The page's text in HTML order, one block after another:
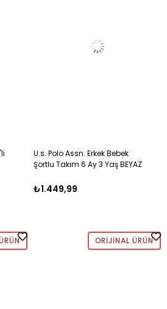
U.s. Polo Assn. Erkek Bebek
Şortlu Takım 6 Ay 3 Yaş BEYAZ
₺1.449,99
ORIJINAL ÜRÜN